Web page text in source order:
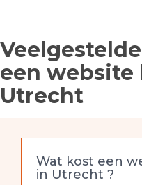
een website
Utrecht
Wat kost een
in Utrecht ?